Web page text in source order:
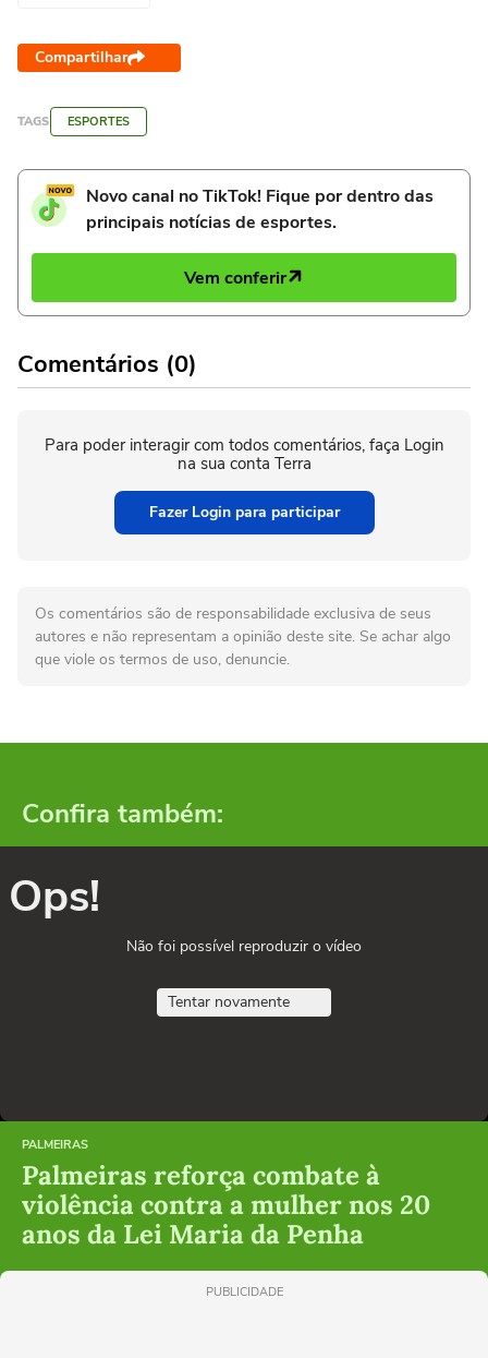
Compartilhar
TAGS ESPORTES
Novo canal no TikTok! Fique por dentro das
principais notícias de esportes.
Vem conferir
Comentários (0)
Para poder interagir com todos comentários, faça Login
na sua conta Terra
Fazer Login para participar
Os comentários são de responsabilidade exclusiva de seus
autores e não representam a opinião deste site. Se achar algo
que viole os termos de uso, denuncie.
Confira também:
Ops!
Não foi possível reproduzir o vídeo
Tentar novamente
PALMEIRAS
Palmeiras reforça combate à
violência contra a mulher nos 20
anos da Lei Maria da Penha
PUBLICIDADE